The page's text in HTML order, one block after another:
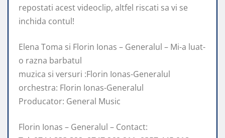
repostati acest videoclip, altfel riscati sa vi se
inchida contul!
Elena Toma si Florin Ionas – Generalul – Mi-a luat-
o razna barbatul
muzica si versuri :Florin Ionas-Generalul
orchestra: Florin Ionas-Generalul
Producator: General Music
Florin Ionas – Generalul – Contact: